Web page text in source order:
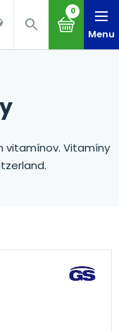
0
Menu
vitamínov. Vitamíny